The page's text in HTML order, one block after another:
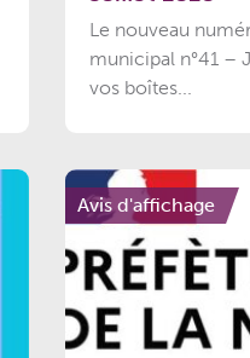
Le nouveau
municipal n°41 –
vos boîtes...
Avis d'affichage